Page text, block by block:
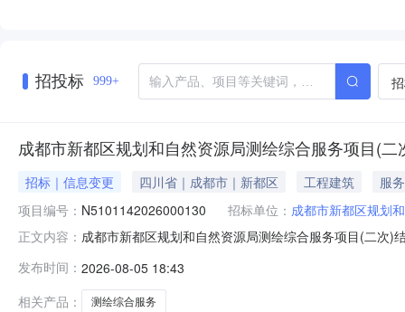
招投标 999+
成都市新都区规划和自然资源局测绘综合服务项目(
招标｜信息变更 四川省｜成都市｜新都区 工程建筑
服务
项目编号： N5101142026000130 招标单位： 成都市新都区规划
正文内容： 成都市新都区规划和自然资源局测绘综合服务项目(二次
1(测绘地理信息质量监督检查服务)中标状态:中标，更正
补充事
发布时间： 2026-08-05 18:43
相关产品：
测绘综合服务